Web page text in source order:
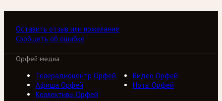
Оставить отзыв или пожелание
Сообщить об ошибке
Орфей медиа
Телерадиоцентр Орфей
Видео Орфей
Афиша Орфей
Ноты Орфей
Коллективы Орфей